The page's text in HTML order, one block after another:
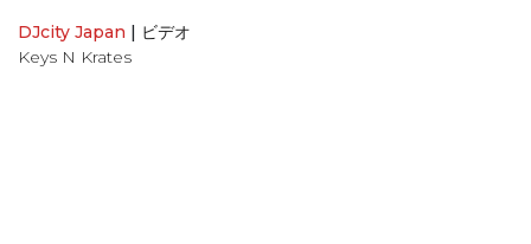
DJcity Japan | ビデオ
Keys N Krates